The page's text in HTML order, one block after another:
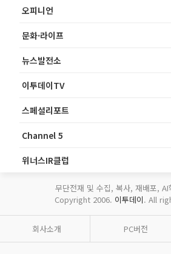
오피니언
문화·라이프
뉴스발전소
이투데이TV
스페셜리포트
Channel 5
위너스IR클럽
무단전재 및 수집, 복사, 재배포, AI
Copyright 2006. 이투데이. All
회사소개 PC버전